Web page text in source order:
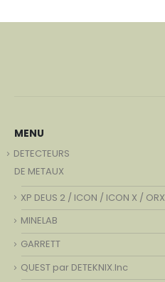
MENU
DETECTEURS
DE METAUX
XP DEUS 2 / ICON / ICON X / ORX
MINELAB
GARRETT
QUEST par DETEKNIX.Inc